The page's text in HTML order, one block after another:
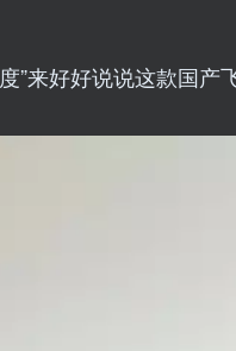
”来好好说说这款国产飞